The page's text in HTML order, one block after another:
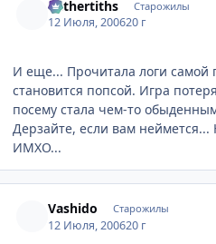
Mithertiths Старожилы
12 Июля, 200620 г
И еще... Прочитала логи самой
становится попсой. Игра
посему стала чем-то
Дерзайте, если вам неймется...
ИМХО...
Vashido Старожилы
12 Июля, 200620 г